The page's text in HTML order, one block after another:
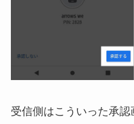
受信側はこういった承